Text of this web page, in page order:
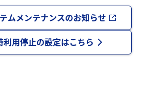
ムメンテナンスのお知らせ
利用停止の設定はこちら